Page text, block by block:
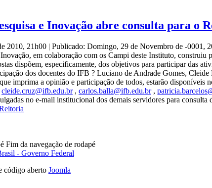
e Inovação abre consulta para o
2010, 21h00 | Publicado: Domingo, 29 de Novembro de -0001,
Inovação, em colaboração com os Campi deste Instituto,
dispõem, especificamente, dos objetivos para participar das
dos docentes do IFB ? Luciano de Andrade Gomes,
imprima a opinião e participação de todos, estarão disponíveis
cleide.cruz@ifb.edu.br, carlos.balla@ifb.edu.br,
no e-mail institucional dos demais servidores para
Fim da navegação de rodapé
código aberto Joomla